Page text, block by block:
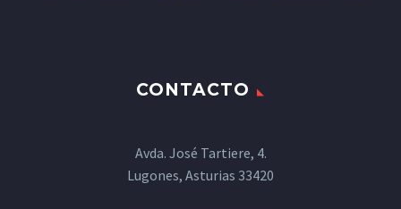
CONTACTO
Avda. José Tartiere, 4.
Lugones, Asturias 33420